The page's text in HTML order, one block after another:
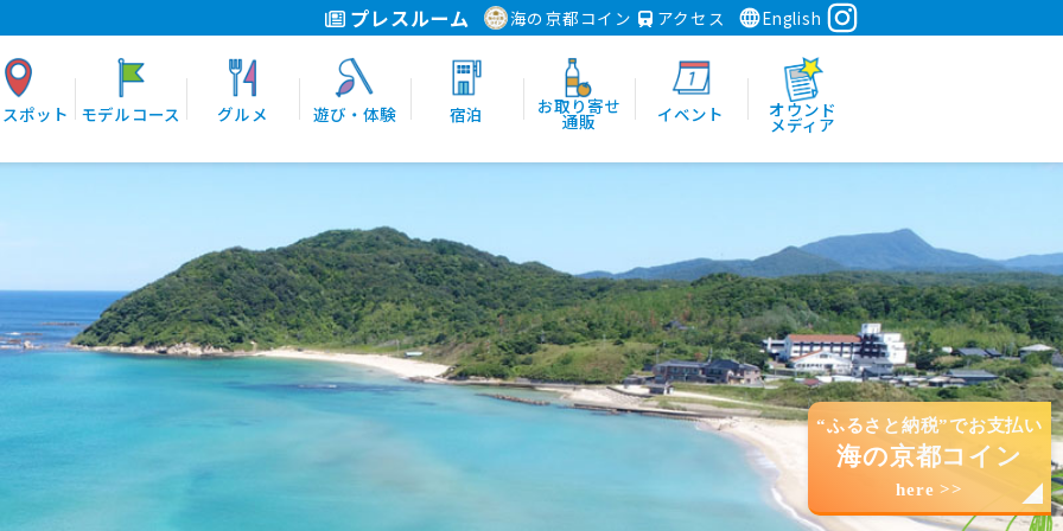
プレスルーム 海の京都コイン アクセス English
ポット モデルコース グルメ 遊び・体験 宿泊 お取り寄せ
通販 イベント オウンド
メディア
“ふるさと納税”でお支払い
海の京都コイン
here >>